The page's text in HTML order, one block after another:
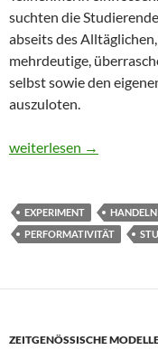
suchten die
abseits des
mehrdeutige,
selbst sowie den
auszuloten.
Unstillbare (Neu)gier.
weiterlesen →
EXPERIMENT HANDELN
PERFORMATIVITÄT
ZEITGENÖSSISCHE